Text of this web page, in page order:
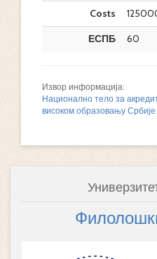
Costs
ЕСПБ
60
Извор информација:
Национално тело за
високом образовању